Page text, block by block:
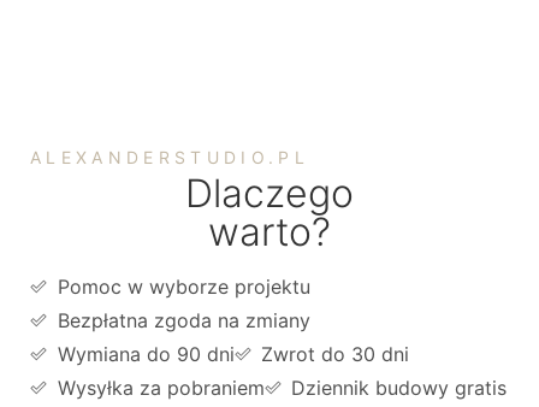
ALEXANDERSTUDIO.PL
Dlaczego
warto?
Pomoc w wyborze projektu
Bezpłatna zgoda na zmiany
Wymiana do 90 dni
Zwrot do 30 dni
Wysyłka za pobraniem
Dziennik budowy gratis